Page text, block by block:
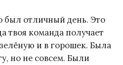
был отличный день. Это
твоя команда получает
и в горошек. Была
но не совсем. Были